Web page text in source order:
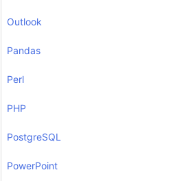
Outlook
Pandas
Perl
PHP
PostgreSQL
PowerPoint